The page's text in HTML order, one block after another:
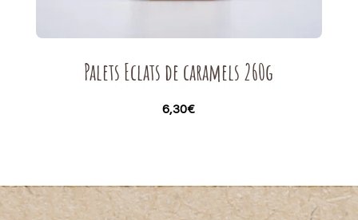
Palets Eclats de caramels 260g
6,30€